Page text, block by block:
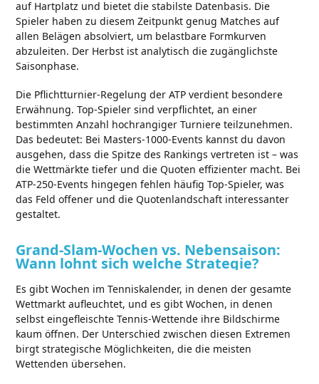
auf Hartplatz und bietet die stabilste Datenbasis. Die
Spieler haben zu diesem Zeitpunkt genug Matches auf
allen Belägen absolviert, um belastbare Formkurven
abzuleiten. Der Herbst ist analytisch die zugänglichste
Saisonphase.
Die Pflichtturnier-Regelung der ATP verdient besondere
Erwähnung. Top-Spieler sind verpflichtet, an einer
bestimmten Anzahl hochrangiger Turniere teilzunehmen.
Das bedeutet: Bei Masters-1000-Events kannst du davon
ausgehen, dass die Spitze des Rankings vertreten ist – was
die Wettmärkte tiefer und die Quoten effizienter macht. Bei
ATP-250-Events hingegen fehlen häufig Top-Spieler, was
das Feld offener und die Quotenlandschaft interessanter
gestaltet.
Grand-Slam-Wochen vs. Nebensaison:
Wann lohnt sich welche Strategie?
Es gibt Wochen im Tenniskalender, in denen der gesamte
Wettmarkt aufleuchtet, und es gibt Wochen, in denen
selbst eingefleischte Tennis-Wettende ihre Bildschirme
kaum öffnen. Der Unterschied zwischen diesen Extremen
birgt strategische Möglichkeiten, die die meisten
Wettenden übersehen.